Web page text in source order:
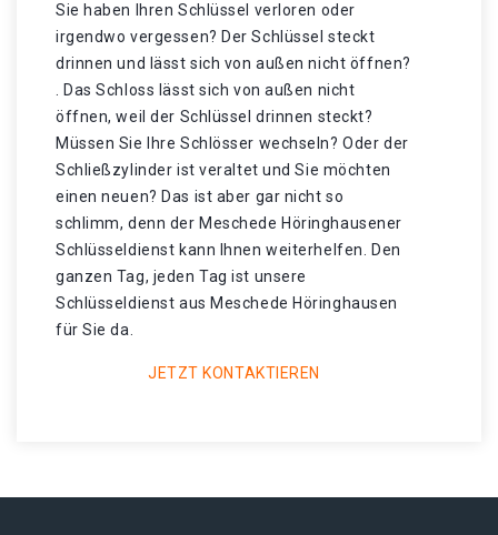
Sie haben Ihren Schlüssel verloren oder
irgendwo vergessen? Der Schlüssel steckt
drinnen und lässt sich von außen nicht öffnen?
. Das Schloss lässt sich von außen nicht
öffnen, weil der Schlüssel drinnen steckt?
Müssen Sie Ihre Schlösser wechseln? Oder der
Schließzylinder ist veraltet und Sie möchten
einen neuen? Das ist aber gar nicht so
schlimm, denn der Meschede Höringhausener
Schlüsseldienst kann Ihnen weiterhelfen. Den
ganzen Tag, jeden Tag ist unsere
Schlüsseldienst aus Meschede Höringhausen
für Sie da.
JETZT KONTAKTIEREN